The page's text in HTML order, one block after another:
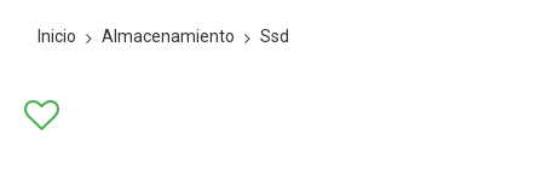
Inicio Almacenamiento Ssd